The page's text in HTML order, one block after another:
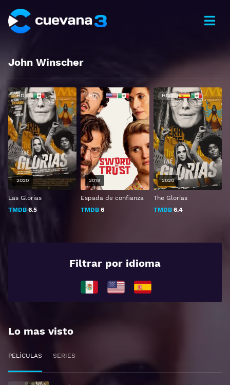
John Winscher
Las Glorias
TMDB 6.5
HD
2020
Espada de confianza
TMDB 6
HD
2019
The Glorias
TMDB6.4
HD
2020
Filtrar por idioma
Lo mas visto
PELÍCULAS SERIES